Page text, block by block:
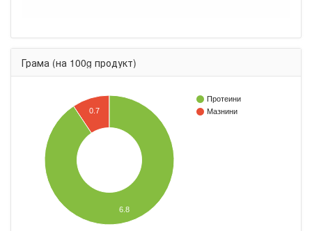
Грама (на 100g продукт)
Протеини
Мазнини
0.7
6.8